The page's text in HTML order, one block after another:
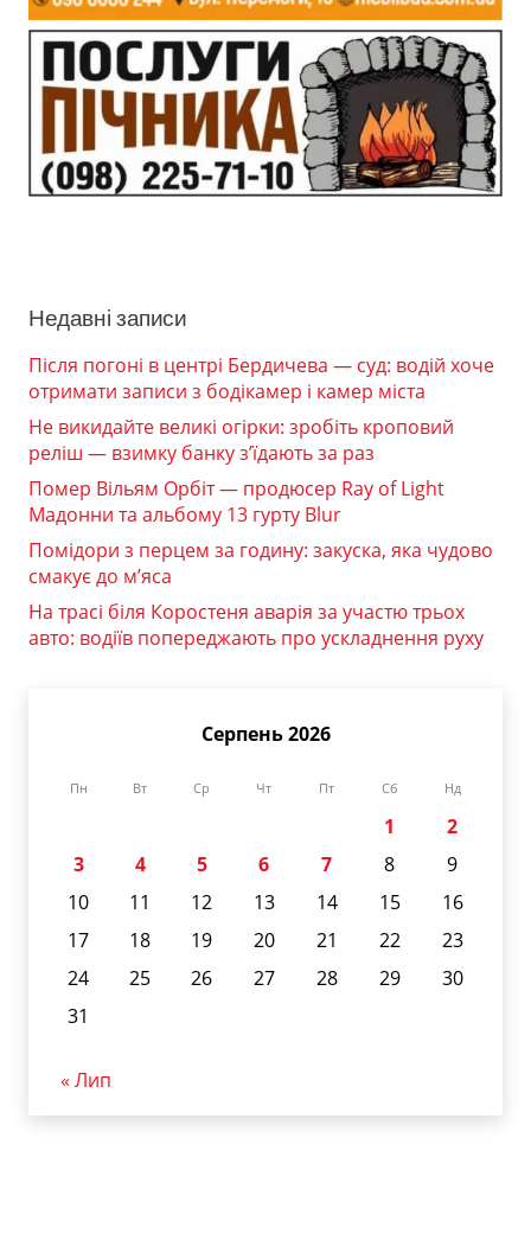
Недавні записи
Після погоні в центрі Бердичева — суд: водій хоче
отримати записи з бодікамер і камер міста
Не викидайте великі огірки: зробіть кроповий
реліш — взимку банку з’їдають за раз
Помер Вільям Орбіт — продюсер Ray of Light
Мадонни та альбому 13 гурту Blur
Помідори з перцем за годину: закуска, яка чудово
смакує до м’яса
На трасі біля Коростеня аварія за участю трьох
авто: водіїв попереджають про ускладнення руху
Серпень 2026
Пн Вт Ср Чт Пт Сб Нд
1
2
3
4 5 6 7 8
9
10
11 12 13 14 15
16
17
18 19 20 21 22
23
24
25 26 27 28 29
30
31
« Лип